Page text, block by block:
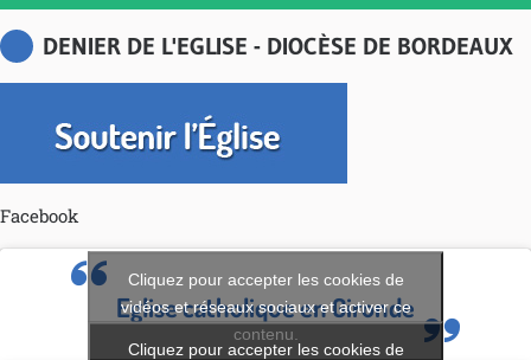
DENIER DE L'EGLISE - DIOCÈSE DE BORDEAUX
Facebook
Eglise catholique en Gironde
Cliquez pour accepter les cookies de
vidéos et réseaux sociaux et activer ce
contenu.
Cliquez pour accepter les cookies de